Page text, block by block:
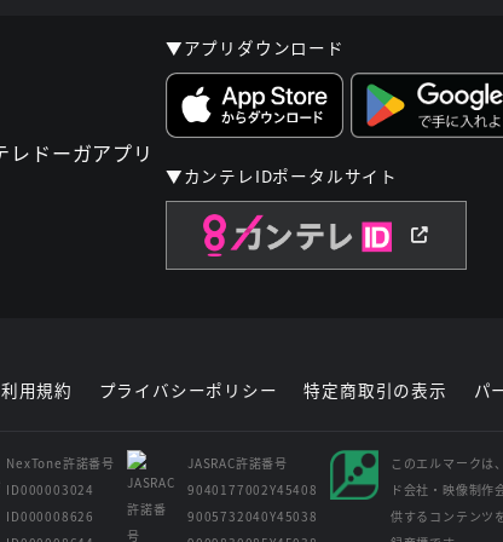
▼アプリダウンロード
▼カンテレIDポータルサイト
利用規約 プライバシーポリシー 特定商取引の表示 パ
NexTone許諾番号
ID000003024
ID000008626
JASRAC許諾番号
9040177002Y45408
9005732040Y45038
このエルマークは
ド会社・映像制作
供するコンテンツ